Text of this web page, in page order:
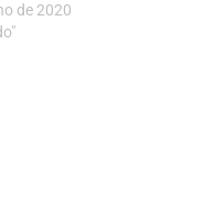
de 2020